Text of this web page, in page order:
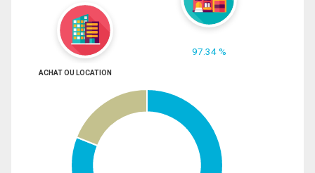
97.34 %
ACHAT OU LOCATION